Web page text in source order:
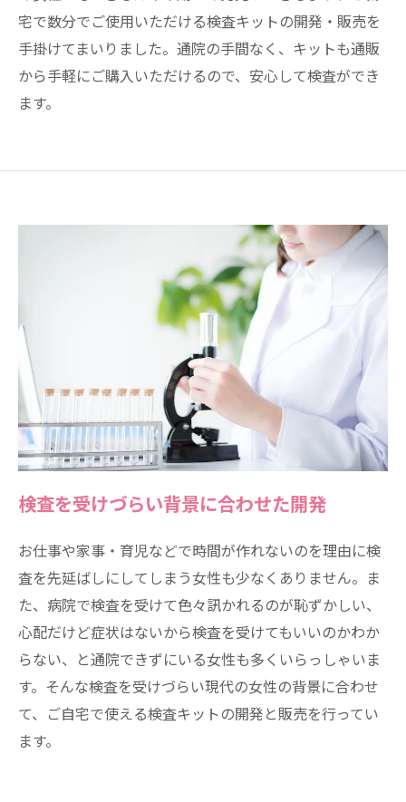
宅で数分でご使用いただける検査キットの開発・販売を
手掛けてまいりました。通院の手間なく、キットも通販
から手軽にご購入いただけるので、安心して検査ができ
ます。
検査を受けづらい背景に合わせた開発
お仕事や家事・育児などで時間が作れないのを理由に検
査を先延ばしにしてしまう女性も少なくありません。ま
た、病院で検査を受けて色々訊かれるのが恥ずかしい、
心配だけど症状はないから検査を受けてもいいのかわか
らない、と通院できずにいる女性も多くいらっしゃいま
す。そんな検査を受けづらい現代の女性の背景に合わせ
て、ご自宅で使える検査キットの開発と販売を行ってい
ます。